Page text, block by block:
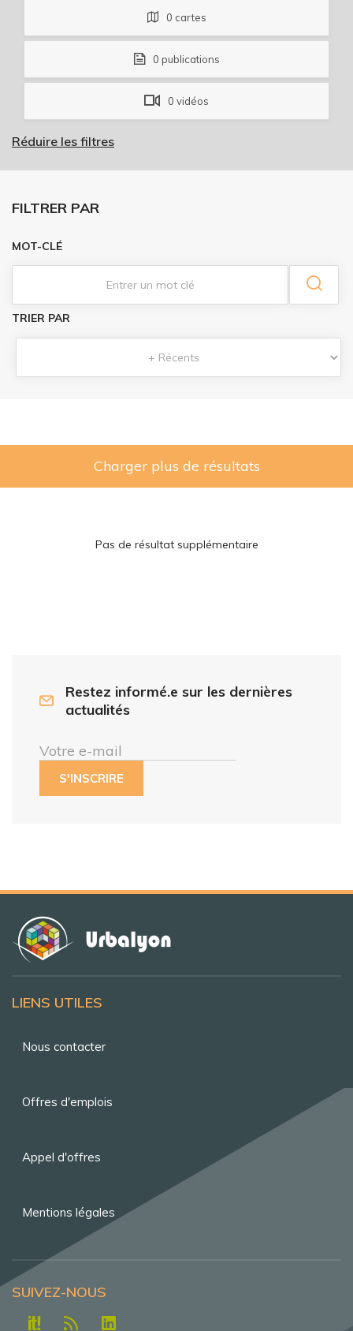
0 cartes
0 publications
0 vidéos
Réduire les filtres
FILTRER PAR
MOT-CLÉ
TRIER PAR
Charger plus de résultats
Pas de résultat supplémentaire
Restez informé.e sur les dernières
actualités
Votre e-mail
LIENS UTILES
Menu
de
Nous contacter
Offres d'emplois
Appel d'offres
Mentions légales
SUIVEZ-NOUS